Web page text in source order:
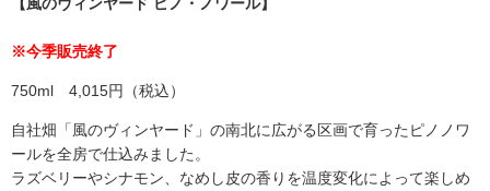
※今季販売終了
750ml 4,015円（税込）
自社畑「風のヴィンヤード」の南北に広がる区画で育ったピノノワ
ールを全房で仕込みました。
ラズベリーやシナモン、なめし皮の香りを温度変化によって楽しめ